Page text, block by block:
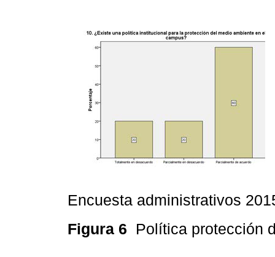
Encuesta administrativos
Figura 6 Política protección